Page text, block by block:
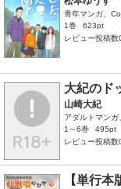
青年マンガ、
1巻
623pt
レビュー投稿数
大紀のド
山崎大紀
アダルトマン
1～6巻
495pt
レビュー投稿数
【単行